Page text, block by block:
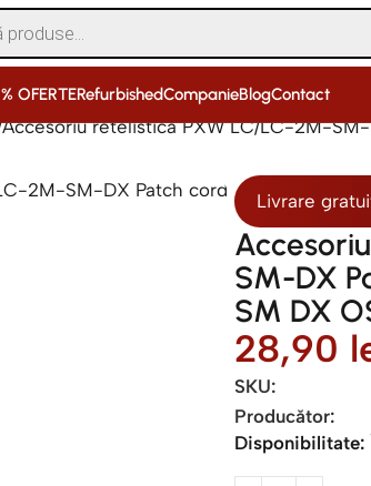
% OFERTERefurbishedCompanieBlogContact
Accesoriu retelistica PXW LC/LC-2M-
Livrare
SM-DX
SM DX
28,90
SKU:
Producător:
Disponibilitate: